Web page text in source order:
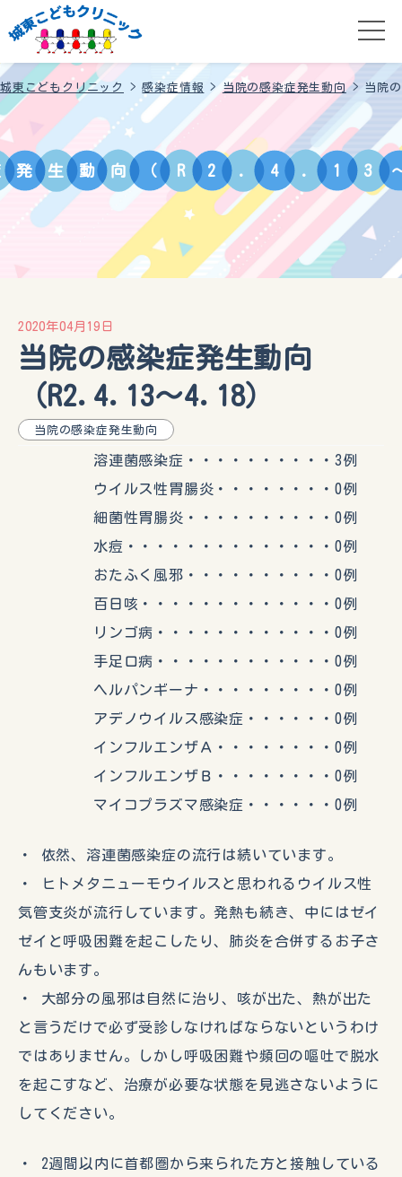
城東こどもクリニック >感染症情報 > 当院の感染症発生動向> 当院
発 生 動 向 （ R 2 . 4 . 1 3
2020年04月19日
当院の感染症発生動向
（R2.4.13～4.18）
当院の感染症発生動向
溶連菌感染症・・・・・・・・・・3例
ウイルス性胃腸炎・・・・・・・・0例
細菌性胃腸炎・・・・・・・・・・0例
水痘・・・・・・・・・・・・・・0例
おたふく風邪・・・・・・・・・・0例
百日咳・・・・・・・・・・・・・0例
リンゴ病・・・・・・・・・・・・0例
手足口病・・・・・・・・・・・・0例
ヘルパンギーナ・・・・・・・・・0例
アデノウイルス感染症・・・・・・0例
インフルエンザＡ・・・・・・・・0例
インフルエンザＢ・・・・・・・・0例
マイコプラズマ感染症・・・・・・0例
・ 依然、溶連菌感染症の流行は続いています。
・ ヒトメタニューモウイルスと思われるウイルス性
気管支炎が流行しています。発熱も続き、中にはゼイ
ゼイと呼吸困難を起こしたり、肺炎を合併するお子さ
んもいます。
・ 大部分の風邪は自然に治り、咳が出た、熱が出た
と言うだけで必ず受診しなければならないというわけ
ではありません。しかし呼吸困難や頻回の嘔吐で脱水
を起こすなど、治療が必要な状態を見逃さないように
してください。
・ 2週間以内に首都圏から来られた方と接触している